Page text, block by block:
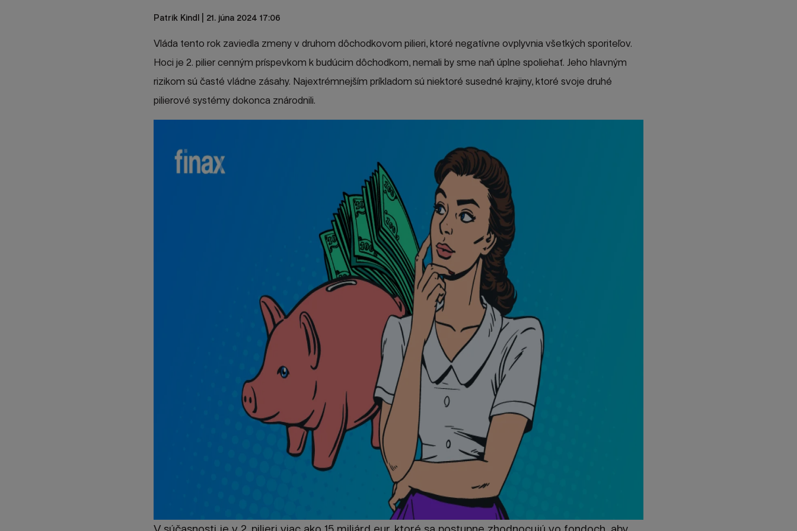
Patrik Kindl | 21. júna 2024 17:06
Vláda tento rok zaviedla zmeny v druhom dôchodkovom pilieri, ktoré negatívne ovplyvnia všetkých sporiteľov.
Hoci je 2. pilier cenným príspevkom k budúcim dôchodkom, nemali by sme naň úplne spoliehať. Jeho hlavným
rizikom sú časté vládne zásahy. Najextrémnejším príkladom sú niektoré susedné krajiny, ktoré svoje druhé
pilierové systémy dokonca znárodnili.